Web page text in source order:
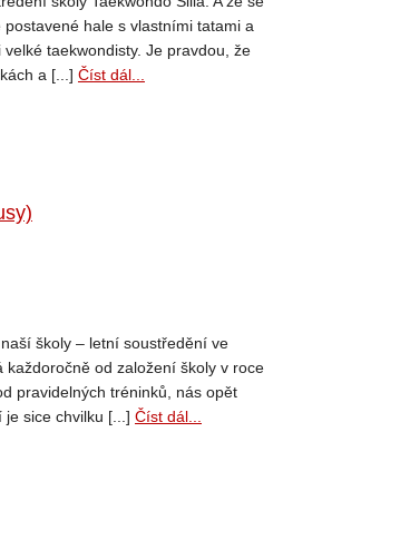
hale s vlastními tatami a
taekwondisty. Je pravdou, že
a [...] Číst dál...
školy – letní soustředění ve
od založení školy v roce
pravidelných tréninků, nás opět
sice chvilku [...] Číst dál...